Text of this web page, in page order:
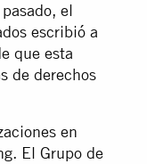
el
escribió a
que esta
de derechos
en
El Grupo de